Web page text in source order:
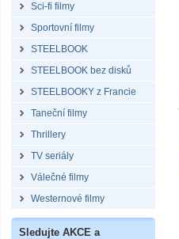
Sci-fi filmy
Sportovní filmy
STEELBOOK
STEELBOOK bez disků
STEELBOOKY z Francie
Taneční filmy
Thrillery
TV seriály
Válečné filmy
Westernové filmy
Sledujte AKCE a